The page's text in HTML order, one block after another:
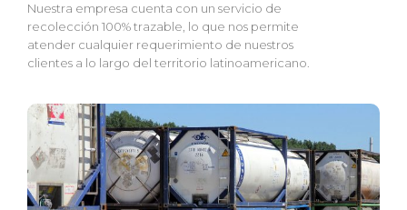
Nuestra empresa cuenta con un servicio de
recolección 100% trazable, lo que nos permite
atender cualquier requerimiento de nuestros
clientes a lo largo del territorio latinoamericano.